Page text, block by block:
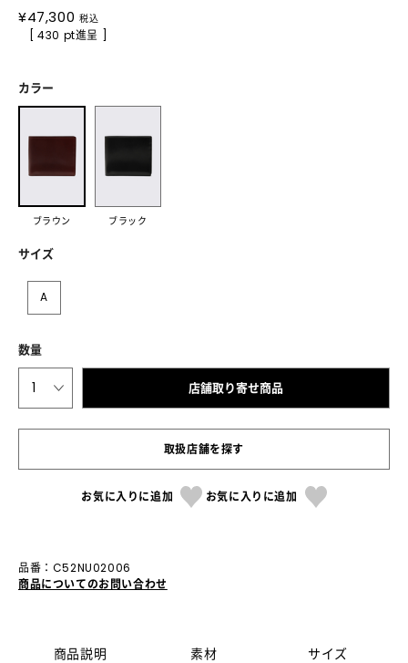
¥47,300 税込
[ 430 pt進呈 ]
カラー
ブラウン ブラック
サイズ
A
数量
1 店舗取り寄せ商品
取扱店舗を探す
お気に入りに追加 お気に入りに追加
品番：C52NU02006
商品についてのお問い合わせ
商品説明 素材 サイズ